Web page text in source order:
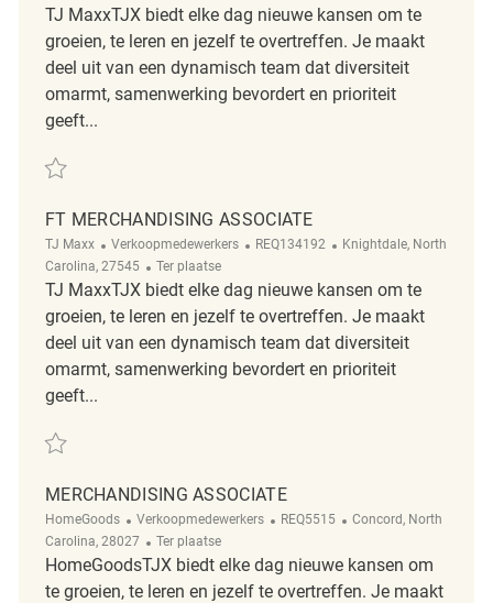
TJ MaxxTJX biedt elke dag nieuwe kansen om te
groeien, te leren en jezelf te overtreffen. Je maakt
deel uit van een dynamisch team dat diversiteit
omarmt, samenwerking bevordert en prioriteit
geeft...
Redden PT Merchandising Associate REQ134180
FT MERCHANDISING ASSOCIATE
TJ Maxx Categorie
Verkoopmedewerkers ReqId
REQ134192 Plaats
Knightdale, North
Carolina, 27545
Afgelegen
Ter plaatse
TJ MaxxTJX biedt elke dag nieuwe kansen om te
groeien, te leren en jezelf te overtreffen. Je maakt
deel uit van een dynamisch team dat diversiteit
omarmt, samenwerking bevordert en prioriteit
geeft...
Redden FT Merchandising Associate REQ134192
MERCHANDISING ASSOCIATE
HomeGoods Categorie
Verkoopmedewerkers ReqId
REQ5515 Plaats
Concord, North
Carolina, 28027
Afgelegen
Ter plaatse
HomeGoodsTJX biedt elke dag nieuwe kansen om
te groeien, te leren en jezelf te overtreffen. Je maakt